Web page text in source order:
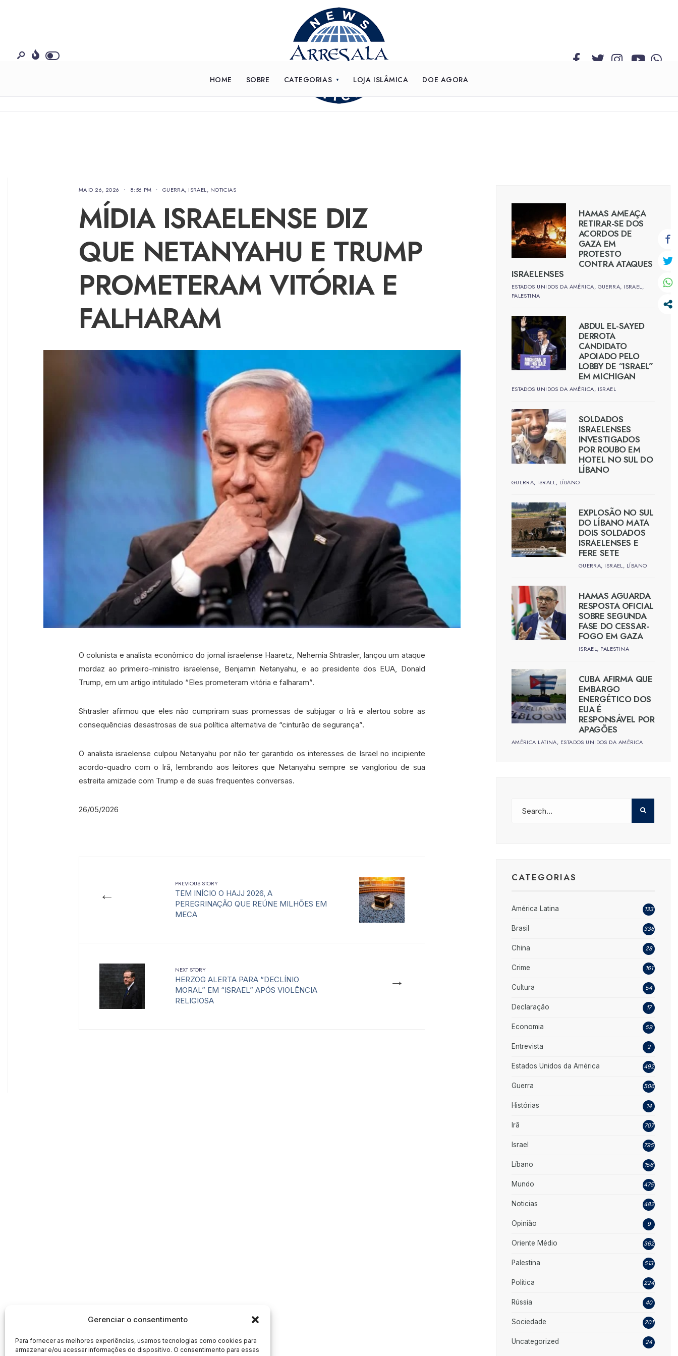
Gerenciar o consentimento
Para fornecer as melhores experiências, usamos tecnologias como cookies para
armazenar e/ou acessar informações do dispositivo. O consentimento para essas
HOME SOBRE CATEGORIAS LOJA ISLÂMICA DOE AGORA
MAIO 26, 2026 • 8:56 PM • GUERRA, ISRAEL, NOTICIAS
MÍDIA ISRAELENSE DIZ
QUE NETANYAHU E TRUMP
PROMETERAM VITÓRIA E
FALHARAM
O colunista e analista econômico do jornal israelense Haaretz, Nehemia Shtrasler, lançou um ataque
mordaz ao primeiro-ministro israelense, Benjamin Netanyahu, e ao presidente dos EUA, Donald
Trump, em um artigo intitulado “Eles prometeram vitória e falharam”.
Shtrasler afirmou que eles não cumpriram suas promessas de subjugar o Irã e alertou sobre as
consequências desastrosas de sua política alternativa de “cinturão de segurança”.
O analista israelense culpou Netanyahu por não ter garantido os interesses de Israel no incipiente
acordo-quadro com o Irã, lembrando aos leitores que Netanyahu sempre se vangloriou de sua
estreita amizade com Trump e de suas frequentes conversas.
26/05/2026
←
PREVIOUS STORY
TEM INÍCIO O HAJJ 2026, A
PEREGRINAÇÃO QUE REÚNE MILHÕES EM
MECA
→
NEXT STORY
HERZOG ALERTA PARA “DECLÍNIO
MORAL” EM “ISRAEL” APÓS VIOLÊNCIA
RELIGIOSA
HAMAS AMEAÇA
RETIRAR-SE DOS
ACORDOS DE
GAZA EM
PROTESTO
CONTRA ATAQUES
ISRAELENSES
ESTADOS UNIDOS DA AMÉRICA, GUERRA, ISRAEL,
PALESTINA
ABDUL EL-SAYED
DERROTA
CANDIDATO
APOIADO PELO
LOBBY DE “ISRAEL”
EM MICHIGAN
ESTADOS UNIDOS DA AMÉRICA, ISRAEL
SOLDADOS
ISRAELENSES
INVESTIGADOS
POR ROUBO EM
HOTEL NO SUL DO
LÍBANO
GUERRA, ISRAEL, LÍBANO
EXPLOSÃO NO SUL
DO LÍBANO MATA
DOIS SOLDADOS
ISRAELENSES E
FERE SETE
GUERRA, ISRAEL, LÍBANO
HAMAS AGUARDA
RESPOSTA OFICIAL
SOBRE SEGUNDA
FASE DO CESSAR-
FOGO EM GAZA
ISRAEL, PALESTINA
CUBA AFIRMA QUE
EMBARGO
ENERGÉTICO DOS
EUA É
RESPONSÁVEL POR
APAGÕES
AMÉRICA LATINA, ESTADOS UNIDOS DA AMÉRICA
CATEGORIAS
América Latina 133
Brasil 336
China 28
Crime 161
Cultura 54
Declaração 17
Economia 59
Entrevista 2
Estados Unidos da América 492
Guerra 506
Histórias 14
Irã 707
Israel 795
Líbano 156
Mundo 475
Noticias 482
Opinião 9
Oriente Médio 362
Palestina 513
Política 224
Rússia 40
Sociedade 201
Uncategorized 24